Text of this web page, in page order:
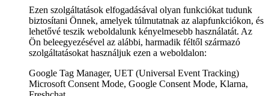
Ezen szolgáltatások elfogadásával olyan funkciókat tudunk
biztosítani Önnek, amelyek túlmutatnak az alapfunkciókon, és
lehetővé teszik weboldalunk kényelmesebb használatát. Az
Ön beleegyezésével az alábbi, harmadik féltől származó
szolgáltatásokat használjuk ezen a weboldalon:
Google Tag Manager, UET (Universal Event Tracking)
Microsoft Consent Mode, Google Consent Mode, Klarna,